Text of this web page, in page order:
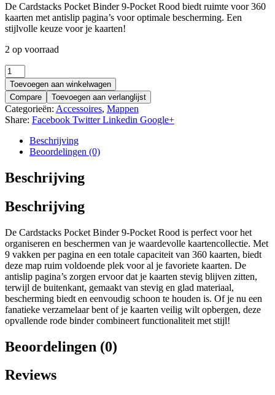
De Cardstacks Pocket Binder 9-Pocket Rood biedt ruimte voor 360
kaarten met antislip pagina’s voor optimale bescherming. Een
stijlvolle keuze voor je kaarten!
2 op voorraad
Toevoegen aan winkelwagen
Compare
Toevoegen aan verlanglijst
Categorieën: Accessoires, Mappen
Share: Facebook Twitter Linkedin Google+
Beschrijving
Beoordelingen (0)
Beschrijving
Beschrijving
De Cardstacks Pocket Binder 9-Pocket Rood is perfect voor het
organiseren en beschermen van je waardevolle kaartencollectie. Met
9 vakken per pagina en een totale capaciteit van 360 kaarten, biedt
deze map ruim voldoende plek voor al je favoriete kaarten. De
antislip pagina’s zorgen ervoor dat je kaarten stevig blijven zitten,
terwijl de buitenkant, gemaakt van stevig en glad materiaal,
bescherming biedt en eenvoudig schoon te houden is. Of je nu een
fanatieke verzamelaar bent of je kaarten veilig wilt opbergen, deze
opvallende rode binder combineert functionaliteit met stijl!
Beoordelingen (0)
Reviews